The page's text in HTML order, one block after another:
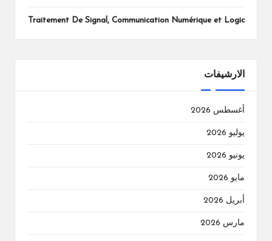
Traitement De Signal, Communication Numérique et Logic
الارشيفات
أغسطس 2026
يوليو 2026
يونيو 2026
مايو 2026
أبريل 2026
مارس 2026